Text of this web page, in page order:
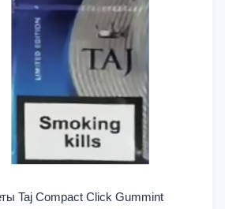
Taj Compact Click Gummint